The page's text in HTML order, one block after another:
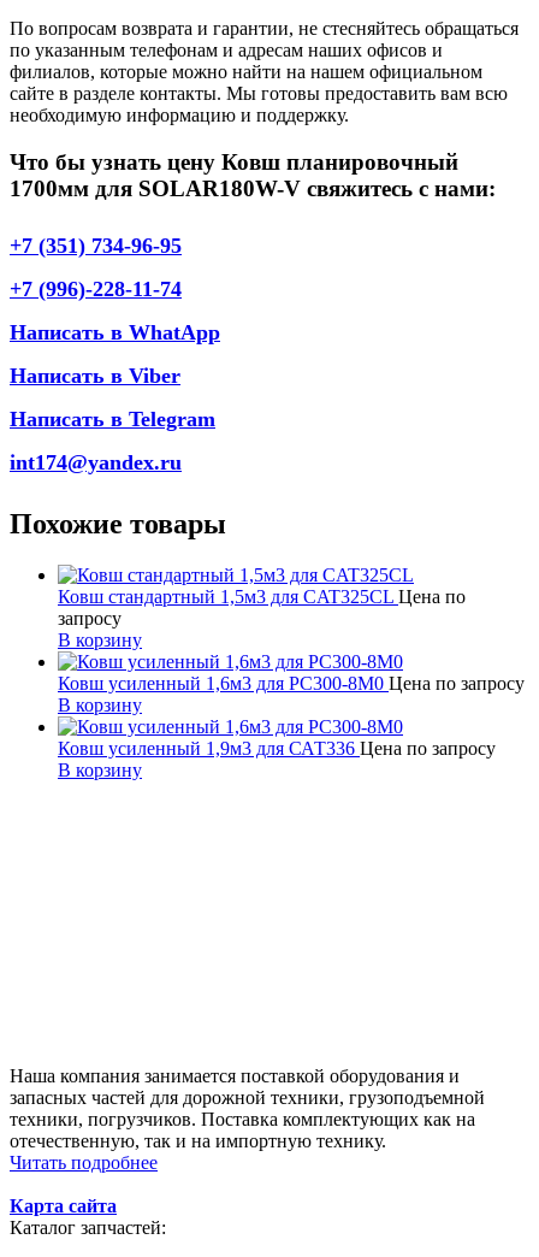
По вопросам возврата и гарантии, не стесняйтесь обращаться
по указанным телефонам и адресам наших офисов и
филиалов, которые можно найти на нашем официальном
сайте в разделе контакты. Мы готовы предоставить вам всю
необходимую информацию и поддержку.
Что бы узнать цену Ковш планировочный
1700мм для SOLAR180W-V свяжитесь с нами:
+7 (351) 734-96-95
+7 (996)-228-11-74
Написать в WhatApp
Написать в Viber
Написать в Telegram
int174@yandex.ru
Похожие товары
Ковш стандартный 1,5м3 для CAT325CL Цена по
запросу
В корзину
Ковш усиленный 1,6м3 для PC300-8M0 Цена по запросу
В корзину
Ковш усиленный 1,9м3 для САТ336 Цена по запросу
В корзину
Наша компания занимается поставкой оборудования и
запасных частей для дорожной техники, грузоподъемной
техники, погрузчиков. Поставка комплектующих как на
отечественную, так и на импортную технику.
Читать подробнее
Карта сайта
Каталог запчастей: